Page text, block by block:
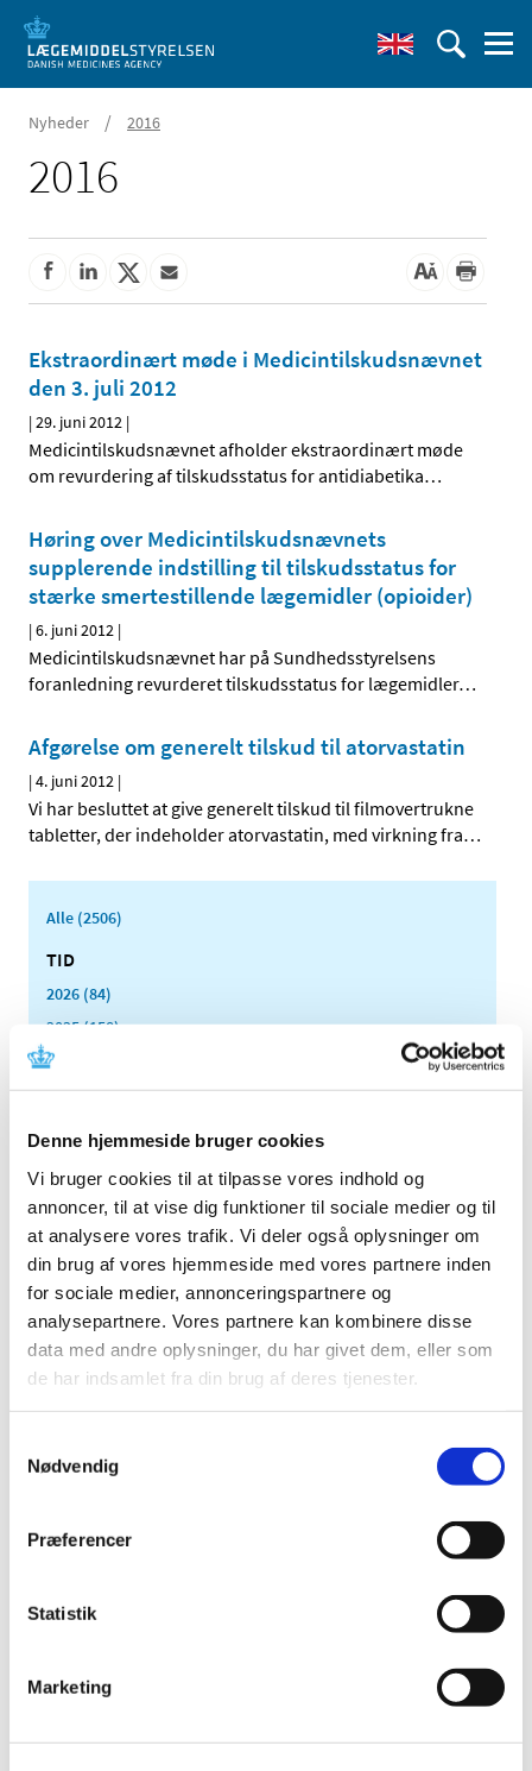
Denne hjemmeside bruger cookies
Vi bruger cookies til at tilpasse vores indhold og
annoncer, til at vise dig funktioner til sociale medier og til
at analysere vores trafik. Vi deler også oplysninger om
din brug af vores hjemmeside med vores partnere inden
for sociale medier, annonceringspartnere og
analysepartnere. Vores partnere kan kombinere disse
data med andre oplysninger, du har givet dem, eller som
de har indsamlet fra din brug af deres tjenester.
Nødvendig
Præferencer
Statistik
Marketing
Nyheder / 2016
2016
Ekstraordinært møde i Medicintilskudsnævnet
den 3. juli 2012
|29. juni 2012 |
Medicintilskudsnævnet afholder ekstraordinært møde
om revurdering af tilskudsstatus for antidiabetika…
Høring over Medicintilskudsnævnets
supplerende indstilling til tilskudsstatus for
stærke smertestillende lægemidler (opioider)
|6. juni 2012 |
Medicintilskudsnævnet har på Sundhedsstyrelsens
foranledning revurderet tilskudsstatus for lægemidler…
Afgørelse om generelt tilskud til atorvastatin
|4. juni 2012 |
Vi har besluttet at give generelt tilskud til filmovertrukne
tabletter, der indeholder atorvastatin, med virkning fra…
Alle (2506)
TID
2026 (84)
2025 (158)
2024 (224)
2023 (195)
2020 (263)
2019 (159)
2018 (150)
2017 (167)
2016 (167)
2015 (33)
2012 (44)
oktober (4)
august (1)
juni (3)
april (3)